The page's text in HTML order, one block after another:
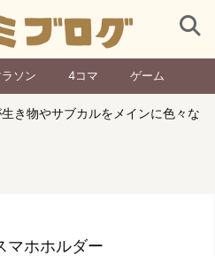
ソン 4コマ ゲーム
き物やサブカルをメインに色々な
マホホルダー